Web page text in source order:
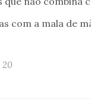
com a mala de
20